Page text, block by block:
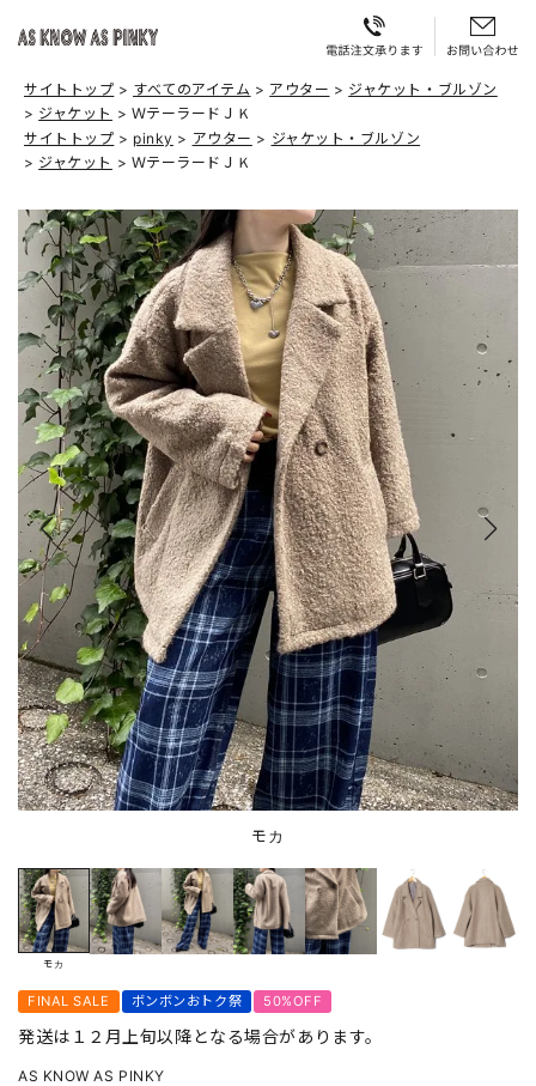
サイトトップ すべてのアイテム アウター
ジャケット・ブルゾン
ジャケット
ＷテーラードＪＫ
サイトトップ
pinky アウター
ジャケット・ブルゾン
ジャケット
ＷテーラードＪＫ
モカ
モカ
FINAL SALE ボンボンおトク祭 50%OFF
発送は１２月上旬以降となる場合があります。
AS KNOW AS PINKY